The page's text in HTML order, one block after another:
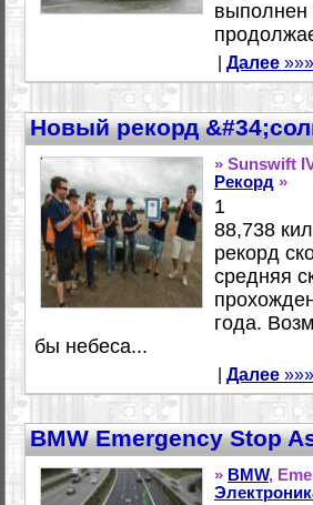
выполнен
Далее »»»
Новый рекорд
» Sunswift
Рекорд »
1
88,738
рекорд
средняя
года.
бы небеса...
Далее »»»
BMW Emergency Stop
» BMW,